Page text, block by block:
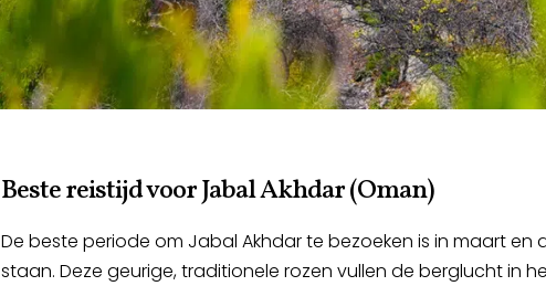
Beste reistijd voor Jabal Akhdar (Oman)
De beste periode om Jabal Akhdar te bezoeken is in maart en
staan. Deze geurige, traditionele rozen vullen de berglucht in